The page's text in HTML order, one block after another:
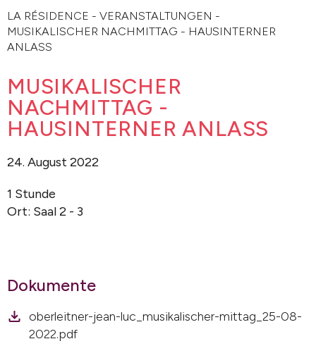
LA RÉSIDENCE - VERANSTALTUNGEN -
MUSIKALISCHER NACHMITTAG - HAUSINTERNER
ANLASS
MUSIKALISCHER
NACHMITTAG -
HAUSINTERNER ANLASS
24. August 2022
1 Stunde
Ort: Saal 2 - 3
Dokumente
oberleitner-jean-luc_musikalischer-mittag_25-08-
2022.pdf